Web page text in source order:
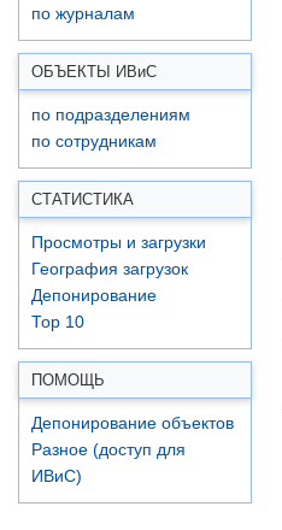
по журналам
ОБЪЕКТЫ ИВиС
по подразделениям
по сотрудникам
СТАТИСТИКА
Просмотры и загрузки
География загрузок
Депонирование
Top 10
ПОМОЩЬ
Депонирование объектов
Разное (доступ для
ИВиС)